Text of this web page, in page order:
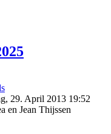
29. April 2013 19:52
en Jean Thijssen